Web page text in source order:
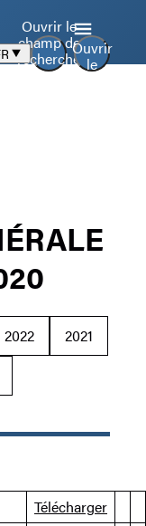
Ouvrir
le
Ouvrir le
champ de
recherche
2022
2021
Télécharger